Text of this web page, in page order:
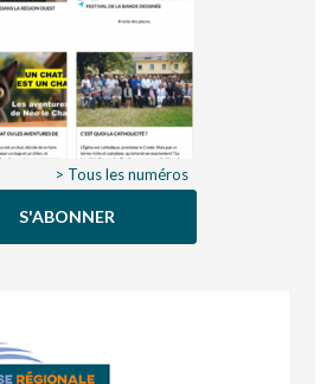
> Tous les numéros
S'ABONNER